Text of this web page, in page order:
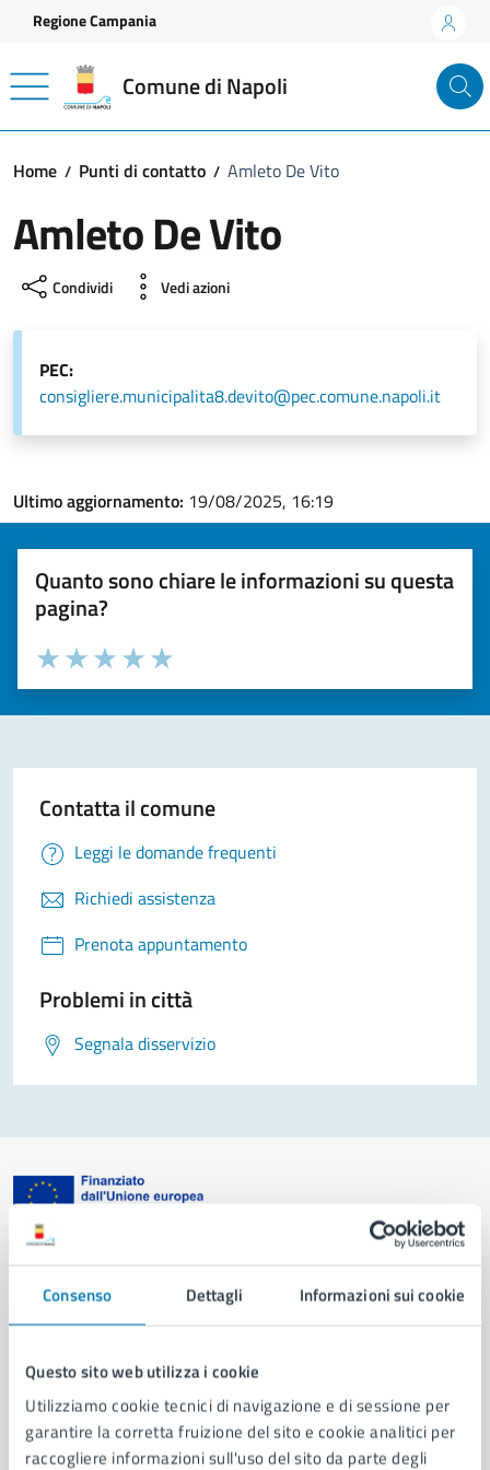
Consenso Dettagli Informazioni sui cookie
Questo sito web utilizza i cookie
Utilizziamo cookie tecnici di navigazione e di sessione per
garantire la corretta fruizione del sito e cookie analitici per
raccogliere informazioni sull'uso del sito da parte degli
Vai ai contenuti
Vai al footer
Regione Campania
Comune di Napoli
Home Punti di contatto Amleto De Vito
Amleto De Vito
Condividi Vedi azioni
PEC:
consigliere.municipalita8.devito@pec.comune.napoli.it
Ultimo aggiornamento: 19/08/2025, 16:19
Quanto sono chiare le informazioni su questa
pagina?
Valuta la chiarezza delle informazioni (da 1 a 5 stelle)
Seleziona il numero di stelle per valutare la chiarezza delle
Valuta 5 stelle su 5
Valuta 4 stelle su 5
Valuta 3 stelle su 5
Valuta 2 stelle su 5
Valuta 1 stelle su 5
Contatta il comune
Leggi le domande frequenti
Richiedi assistenza
Prenota appuntamento
Problemi in città
Segnala disservizio
AMMINISTRAZIONE
Organi di governo
Municipalità
Uffici
Enti e fondazioni